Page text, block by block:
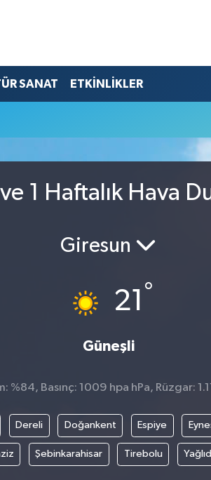
SANAT ETKİNLİKLER
1 Haftalık Hava
Giresun
21 °
Güneşli
%84, Basınç: 1009 hpa hPa, Rüzgar:
Dereli Doğankent Espiye
Şebinkarahisar Tirebolu